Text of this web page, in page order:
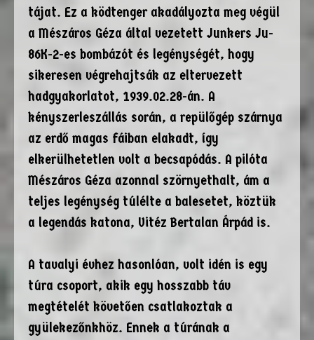
tájat. Ez a ködtenger akadályozta meg végül
a Mészáros Géza által vezetett Junkers Ju-
86K-2-es bombázót és legénységét, hogy
sikeresen végrehajtsák az eltervezett
hadgyakorlatot, 1939.02.28-án. A
kényszerleszállás során, a repülőgép szárnya
az erdő magas fáiban elakadt, így
elkerülhetetlen volt a becsapódás. A pilóta
Mészáros Géza azonnal szörnyethalt, ám a
teljes legénység túlélte a balesetet, köztük
a legendás katona, Vitéz Bertalan Árpád is.
A tavalyi évhez hasonlóan, volt idén is egy
túra csoport, akik egy hosszabb táv
megtételét követően csatlakoztak a
gyülekezőnkhöz. Ennek a túrának a